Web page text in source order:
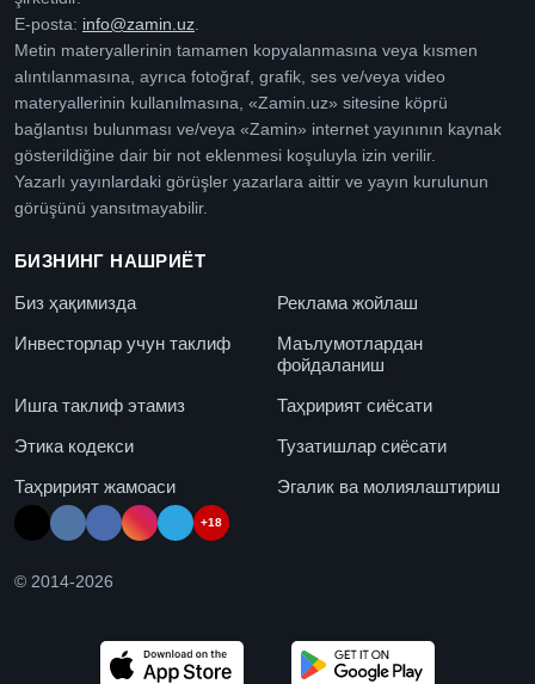
E-posta: info@zamin.uz
Metin materyallerinin tamamen kopyalanmasına veya kısmen
alıntılanmasına, ayrıca fotoğraf, grafik, ses ve/veya video
materyallerinin kullanılmasına, «Zamin.uz» sitesine köprü
bağlantısı bulunması ve/veya «Zamin» internet yayınının kaynak
gösterildiğine dair bir not eklenmesi koşuluyla izin verilir.
Yazarlı yayınlardaki görüşler yazarlara aittir ve yayın kurulunun
görüşünü yansıtmayabilir.
БИЗНИНГ НАШРИЁТ
Биз ҳақимизда
Реклама жойлаш
Инвесторлар учун таклиф
Маълумотлардан
фойдаланиш
Ишга таклиф этамиз
Таҳририят сиёсати
Этика кодекси
Тузатишлар сиёсати
Таҳририят жамоаси
Эгалик ва молиялаштириш
+18
© 2014-2026